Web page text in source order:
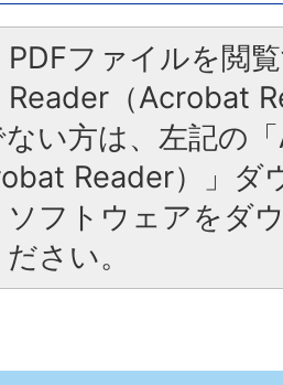
PDFファイルを閲
Reader（Acrobat
い方は、左記の
Reader）」ダ
ソフトウェアをダ
さい。